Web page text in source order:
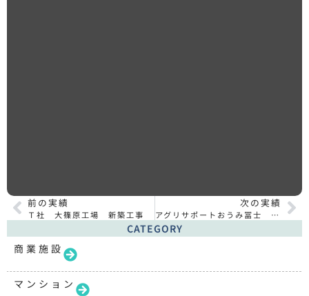
前の実績
Ｔ社 大篠原工場 新築工事
次の実績
アグリサポートおうみ冨士 農機具格納庫設置
CATEGORY
商業施設
マンション